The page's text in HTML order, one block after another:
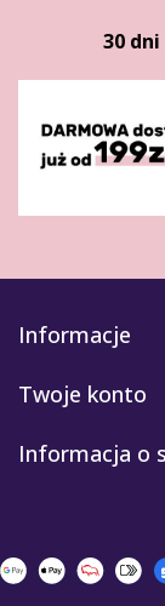
30 dni
Informacje
Twoje konto
Informacja o